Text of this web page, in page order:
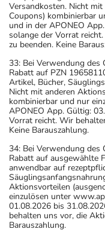
Versandkosten. Nicht
Coupons) kombinierbar
und in der APONEO
solange der Vorrat
zu beenden. Keine
33: Bei Verwendung des
Rabatt auf PZN
Artikel, Bücher,
Nicht mit anderen
kombinierbar und nur
APONEO App. Gültig:
Vorrat reicht. Wir
Keine Barauszahlung.
34: Bei Verwendung des
Rabatt auf ausgewählte
anwendbar auf
Aktionsvorteilen
einzulösen unter
01.08.2026 bis
behalten uns vor, die
Barauszahlung.